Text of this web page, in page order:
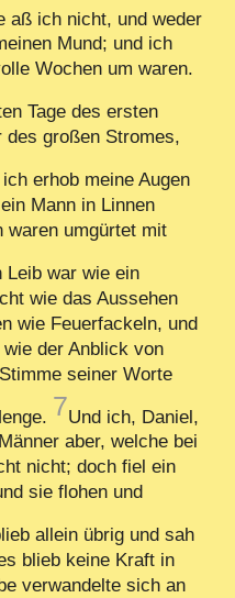
aß ich nicht, und weder
Mund; und ich
Wochen um waren.
Tage des ersten
großen Stromes,
erhob meine Augen
Mann in Linnen
waren umgürtet mit
Leib war wie ein
wie das Aussehen
wie Feuerfackeln, und
der Anblick von
seiner Worte
7Und ich, Daniel,
aber, welche bei
nicht; doch fiel ein
sie flohen und
allein übrig und sah
blieb keine Kraft in
verwandelte sich an